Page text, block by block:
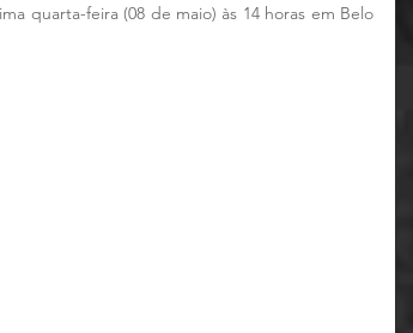
quarta-feira (08 de maio) às 14 horas em Belo